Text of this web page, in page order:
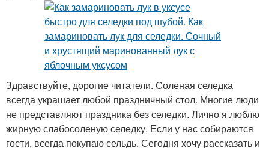
Здравствуйте, дорогие читатели. Соленая селедка
всегда украшает любой праздничный стол. Многие люди
не представляют праздника без селедки. Лично я люблю
жирную слабосоленую селедку. Если у нас собираются
гости, всегда покупаю сельдь. Сегодня хочу рассказать и